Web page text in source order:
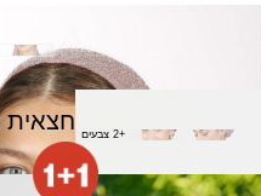
+2 צבעים חצאית